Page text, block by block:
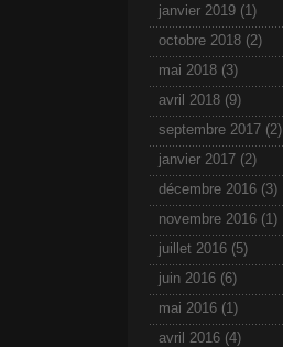
janvier 2019 (1)
octobre 2018 (2)
mai 2018 (3)
avril 2018 (9)
septembre 2017 (2)
janvier 2017 (2)
décembre 2016 (3)
novembre 2016 (1)
juillet 2016 (5)
juin 2016 (6)
mai 2016 (1)
avril 2016 (4)